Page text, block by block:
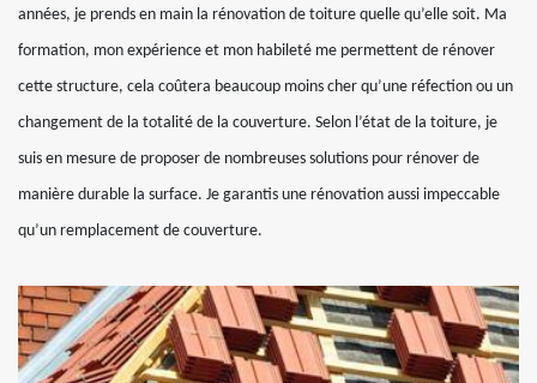
années, je prends en main la rénovation de toiture quelle qu’elle soit. Ma
formation, mon expérience et mon habileté me permettent de rénover
cette structure, cela coûtera beaucoup moins cher qu’une réfection ou un
changement de la totalité de la couverture. Selon l’état de la toiture, je
suis en mesure de proposer de nombreuses solutions pour rénover de
manière durable la surface. Je garantis une rénovation aussi impeccable
qu’un remplacement de couverture.